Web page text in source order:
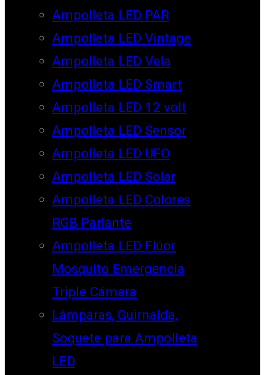
Ampolleta LED PAR
Ampolleta LED Vintage
Ampolleta LED Vela
Ampolleta LED Smart
Ampolleta LED 12 volt
Ampolleta LED Sensor
Ampolleta LED UFO
Ampolleta LED Solar
Ampolleta LED Colores
RGB Parlante
Ampolleta LED Flúor
Mosquito Emergencia
Triple Cámara
Lámparas, Guirnalda,
Soquete para Ampolleta
LED